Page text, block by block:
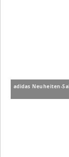
adidas Neuheiten-